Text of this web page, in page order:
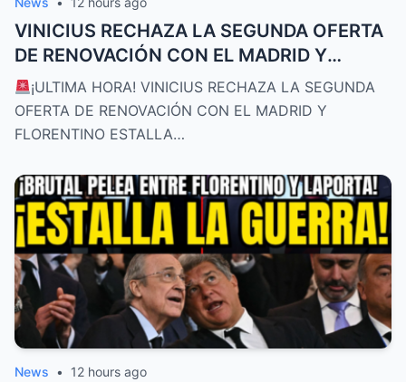
VINICIUS RECHAZA LA SEGUNDA OFERTA
DE RENOVACIÓN CON EL MADRID Y
FLORENTINO ESTALLA
¡ULTIMA HORA! VINICIUS RECHAZA LA SEGUNDA
OFERTA DE RENOVACIÓN CON EL MADRID Y
FLORENTINO ESTALLA…
News • 12 hours ago